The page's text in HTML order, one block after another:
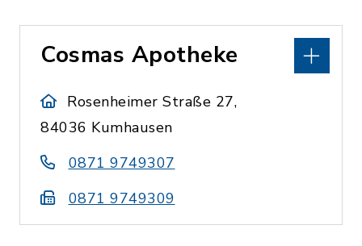
Cosmas Apotheke
Rosenheimer Straße 27,
84036 Kumhausen
0871 9749307
0871 9749309